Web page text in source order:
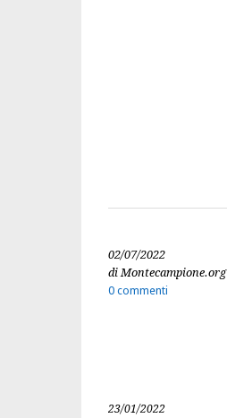
02/07/2022
di Montecampione.org
0 commenti
23/01/2022